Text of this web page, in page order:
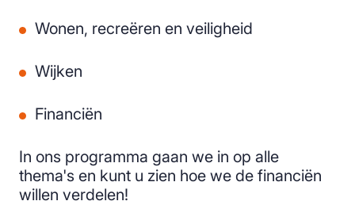
Wonen, recreëren en veiligheid
Wijken
Financiën
In ons programma gaan we in op alle
thema's en kunt u zien hoe we de financiën
willen verdelen!